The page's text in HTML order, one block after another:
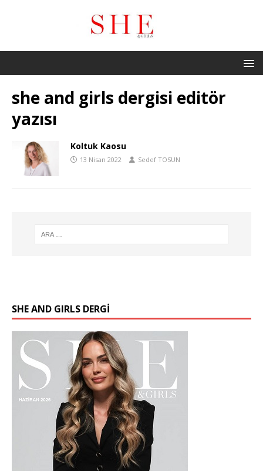
she and girls dergisi editör
yazısı
Koltuk Kaosu
13 Nisan 2022 Sedef TOSUN
SHE AND GIRLS DERGİ